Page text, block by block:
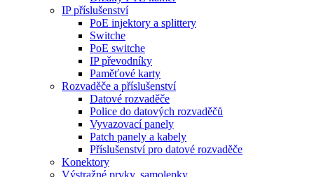
IP příslušenství
PoE injektory a splittery
Switche
PoE switche
IP převodníky
Paměťové karty
Rozvaděče a příslušenství
Datové rozvaděče
Police do datových rozvaděčů
Vyvazovací panely
Patch panely a kabely
Příslušenství pro datové rozvaděče
Konektory